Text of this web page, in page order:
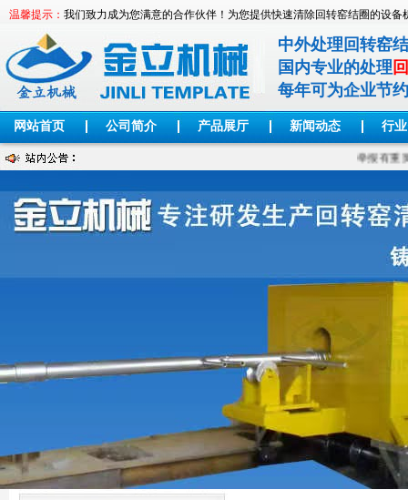
温馨提示： 我们致力成为您满意的合作伙伴！为您提供快速清除回转窑结圈的设备
中外处理回转窑
国内专业的处理
每年可为企业节约
网站首页 公司简介 产品展厅 新闻动态 行
举报有重奖，